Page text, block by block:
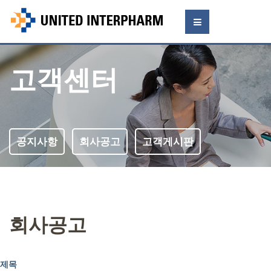
고객센터
공지사항 회사공고 고객게시판
회사공고
제목